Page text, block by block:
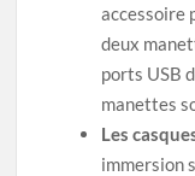
accessoire
deux
ports USB
manettes
Les
immersion